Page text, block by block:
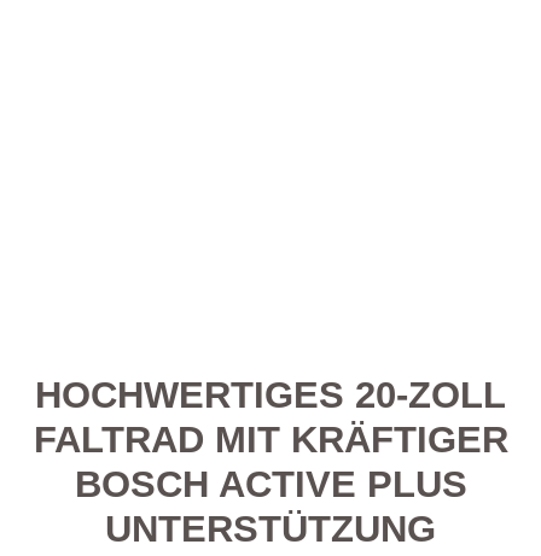
HOCHWERTIGES 20-ZOLL
FALTRAD MIT KRÄFTIGER
BOSCH ACTIVE PLUS
UNTERSTÜTZUNG